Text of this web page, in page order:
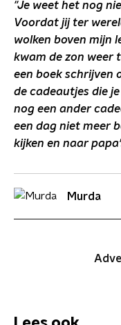
"Je weet het nog
Voordat jij ter
wolken boven mijn
kwam de zon weer
een boek schrijven
de cadeautjes die
nog een ander
een dag niet meer
kijken en naar
Murda